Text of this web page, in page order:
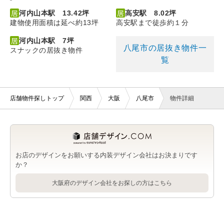
河内山本駅 13.42坪
建物使用面積は延べ約13坪
高安駅 8.02坪
高安駅まで徒歩約１分
河内山本駅 7坪
スナックの居抜き物件
八尾市の居抜き物件一
覧
店舗物件探しトップ 関西 大阪 八尾市 物件詳細
お店のデザインをお願いする内装デザイン会社はお決まりです
か？
大阪府のデザイン会社をお探しの方はこちら